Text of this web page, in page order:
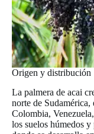
Origen y distribución
La palmera de acai
norte de Sudamérica,
Colombia,
los suelos húmedos